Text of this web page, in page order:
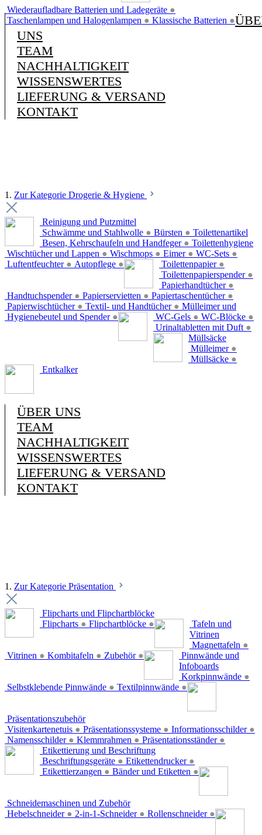
Wiederaufladbare Batterien und Ladegeräte ●
Taschenlampen und Halogenlampen ● Klassische Batterien ●
UNS
TEAM
NACHHALTIGKEIT
WISSENSWERTES
LIEFERUNG & VERSAND
KONTAKT
1. Zur Kategorie Drogerie & Hygiene
Reinigung und Putzmittel
Schwämme und Stahlwolle ● Bürsten ●
Besen, Kehrschaufeln und Handfeger ●
Wischtücher und Lappen ● Wischmops ● Eimer ● WC-Sets ●
Luftentfeuchter ● Autopflege ●
Toilettenartikel
Toilettenpapier ●
Toilettenpapierspender ●
Papierhandtücher ●
Handtuchspender ● Papierservietten ● Papiertaschentücher ●
Papierwischtücher ● Textil- und Handtücher ●
Hygienebeutel und Spender ●
Toilettenhygiene
WC-Gels ● WC-Blöcke ●
Urinaltabletten mit Duft ●
Mülleimer und
Müllsäcke
Mülleimer ●
Müllsäcke ●
Entkalker
ÜBER UNS
TEAM
NACHHALTIGKEIT
WISSENSWERTES
LIEFERUNG & VERSAND
KONTAKT
1. Zur Kategorie Präsentation
Flipcharts und Flipchartblöcke
Flipcharts ● Flipchartblöcke ●
Tafeln und
Vitrinen
Magnettafeln ●
Vitrinen ● Kombitafeln ● Zubehör ●
Pinnwände und
Infoboards
Korkpinnwände ●
Selbstklebende Pinnwände ● Textilpinnwände ●
Präsentationszubehör
Visitenkartenetuis ● Präsentationssysteme ● Informationsschilder ●
Namensschilder ● Klemmrahmen ● Präsentationsständer ●
Etikettierung und Beschriftung
Beschriftungsgeräte ● Etikettendrucker ●
Etikettierzangen ● Bänder und Etiketten ●
Schneidemaschinen und Zubehör
Hebelschneider ● 2-in-1-Schneider ● Rollenschneider ●